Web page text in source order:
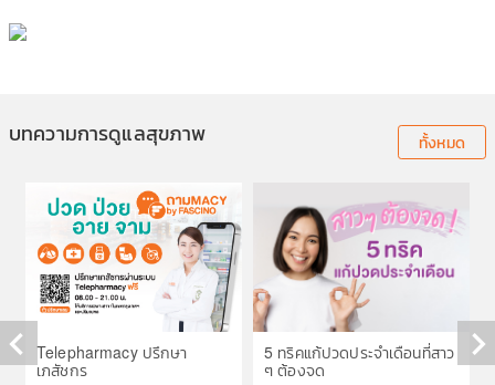
บทความการดูแลสุขภาพ ทั้งหมด
Telepharmacy ปรึกษา
เภสัชกร
5 ทริคแก้ปวดประจำเดือนที่สาว
ๆ ต้องจด